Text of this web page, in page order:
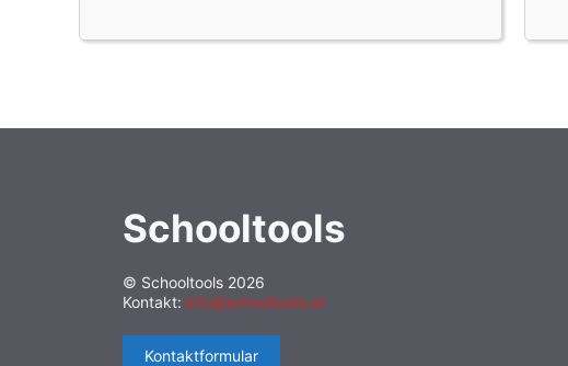
Schooltools
© Schooltools 2026
Kontakt: info@schooltools.at
Kontaktformular